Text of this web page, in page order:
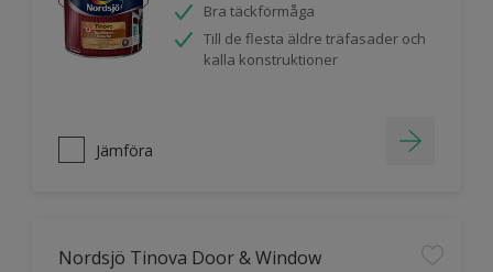
Bra täckförmåga
Till de flesta äldre träfasader och
kalla konstruktioner
Jämföra
Nordsjö Tinova Door & Window